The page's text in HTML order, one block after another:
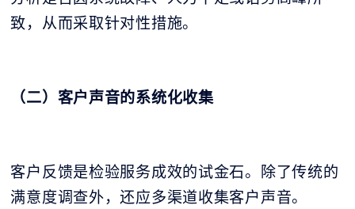
致，从而采取针对性措施。
（二）客户声音的系统化收集
客户反馈是检验服务成效的试金石。除了传统的
满意度调查外，还应多渠道收集客户声音。